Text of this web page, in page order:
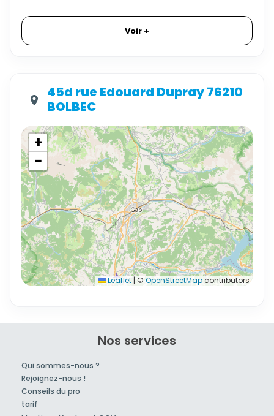
Voir +
45d rue Edouard Dupray 76210
BOLBEC
+
−
Leaflet | © OpenStreetMapcontributors
Nos services
Qui sommes-nous ?
Rejoignez-nous !
Conseils du pro
tarif